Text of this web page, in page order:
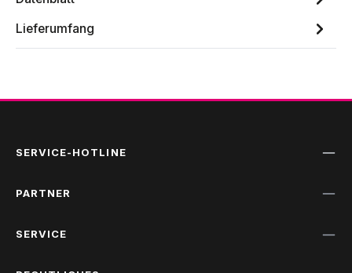
Lieferumfang
SERVICE-HOTLINE
PARTNER
SERVICE